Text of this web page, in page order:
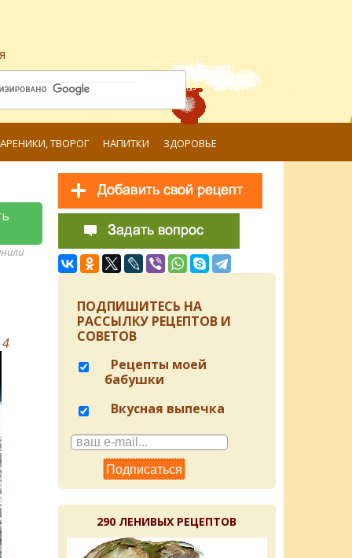
ТВОРОГ НАПИТКИ ЗДОРОВЬЕ
4
ПОДПИШИТЕСЬ НА
РАССЫЛКУ РЕЦЕПТОВ И
СОВЕТОВ
Рецепты моей
бабушки
Вкусная выпечка
290 ЛЕНИВЫХ РЕЦЕПТОВ